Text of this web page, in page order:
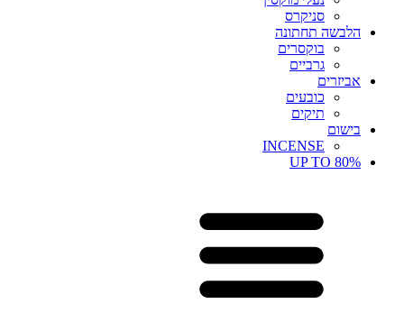
סניקרס
הלבשה תחתונה
בוקסרים
גרביים
אביזרים
כובעים
תיקים
בישום
INCENSE
UP TO 80%